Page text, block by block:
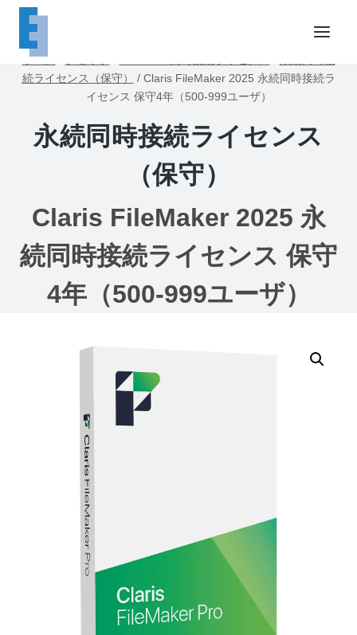
ホーム
続ライセンス（保守）
/ Claris FileMaker 2025 永続同時接続ラ
イセンス 保守4年（500-999ユーザ）
永続同時接続ライセンス
（保守）
Claris FileMaker 2025 永
続同時接続ライセンス 保守
4年（500-999ユーザ）